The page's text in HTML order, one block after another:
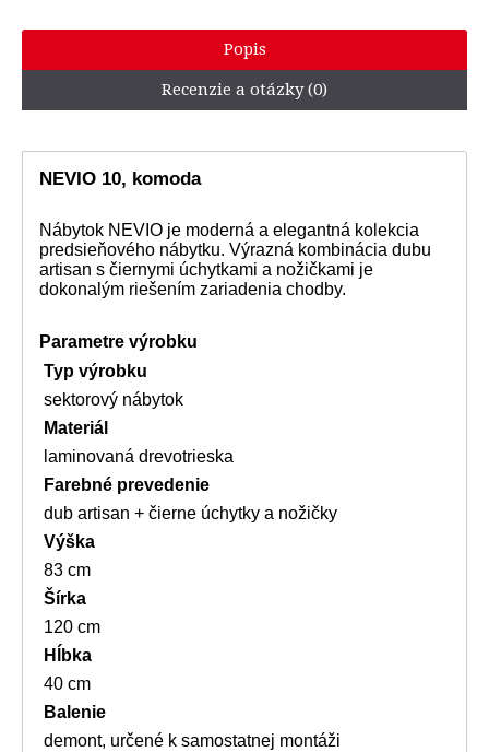
Popis
Recenzie a otázky (0)
NEVIO 10, komoda
Nábytok NEVIO je moderná a elegantná kolekcia
predsieňového nábytku. Výrazná kombinácia dubu
artisan s čiernymi úchytkami a nožičkami je
dokonalým riešením zariadenia chodby.
Parametre výrobku
Typ výrobku
sektorový nábytok
Materiál
laminovaná drevotrieska
Farebné prevedenie
dub artisan + čierne úchytky a nožičky
Výška
83 cm
Šírka
120 cm
Hĺbka
40 cm
Balenie
demont, určené k samostatnej montáži